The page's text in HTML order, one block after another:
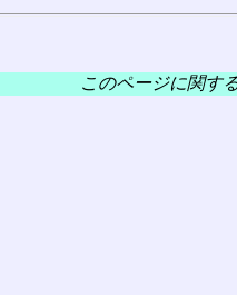
このページに関す